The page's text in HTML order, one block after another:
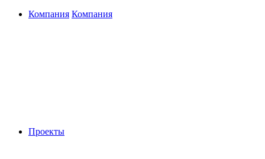
Компания Компания
Проекты